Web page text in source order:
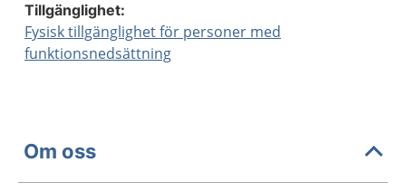
Tillgänglighet:
Fysisk tillgänglighet för personer med
funktionsnedsättning
Om oss